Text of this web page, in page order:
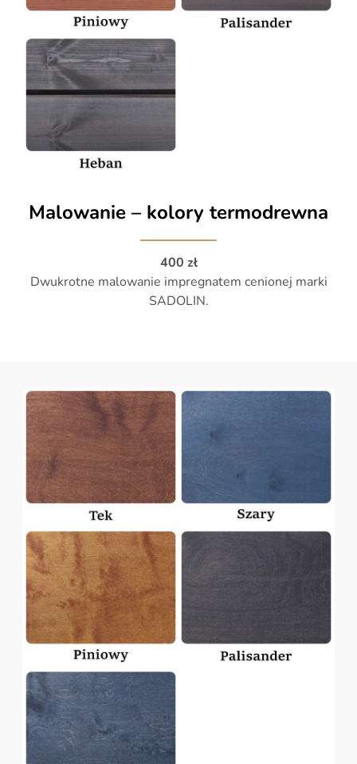
Malowanie – kolory termodrewna
400 zł
Dwukrotne malowanie impregnatem cenionej marki
SADOLIN.